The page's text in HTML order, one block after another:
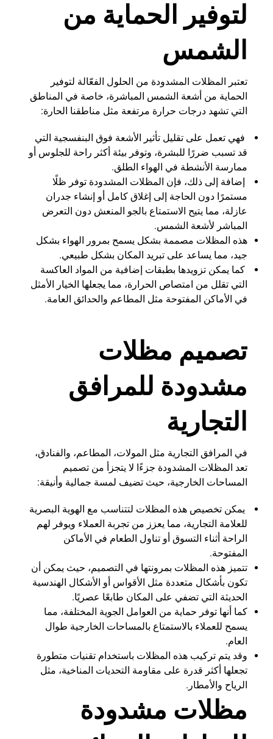
لتوفير الحماية من
الشمس
تعتبر المظلات المشدودة من الحلول الفعّالة لتوفير
الحماية من أشعة الشمس المباشرة، خاصة في المناطق
التي تشهد درجات حرارة مرتفعة مثل مناطقنا الحارة:
فهي تعمل على تقليل تأثير الأشعة فوق البنفسجية التي
قد تسبب ضررًا للبشرة، وتوفر بيئة أكثر راحة للجلوس أو
ممارسة الأنشطة في الهواء الطلق.
إضافة إلى ذلك، فإن المظلات المشدودة توفر ظلًا
مستمرًا دون الحاجة إلى إغلاق كامل أو إنشاء جدران
عازلة، مما يتيح الاستمتاع بالجو المنعش دون التعرض
المباشر لأشعة الشمس.
هذه المظلات مصممة بشكل يسمح بمرور الهواء بشكل
جيد، مما يساعد على تبريد المكان بشكل طبيعي.
كما يمكن تزويدها بطبقات إضافية من المواد العاكسة
التي تقلل من امتصاص الحرارة، مما يجعلها الخيار الأمثل
في الأماكن المفتوحة مثل المطاعم والحدائق العامة.
تصميم مظلات
مشدودة للمرافق
التجارية
في المرافق التجارية مثل المولات، المطاعم، والفنادق،
تعد المظلات المشدودة جزءًا لا يتجزأ من تصميم
المساحات الخارجية، حيث تضيف لمسة جمالية وأنيقة:
يمكن تخصيص هذه المظلات لتتناسب مع الهوية البصرية
للعلامة التجارية، مما يعزز من تجربة العملاء ويوفر لهم
الراحة أثناء التسوق أو تناول الطعام في الأماكن
المفتوحة.
تتميز هذه المظلات بمرونتها في التصميم، حيث يمكن أن
تكون بأشكال متعددة مثل الأقواس أو الأشكال الهندسية
الحديثة التي تضفي على المكان طابعًا عصريًا.
كما أنها توفر حماية من العوامل الجوية المختلفة، مما
يسمح للعملاء بالاستمتاع بالمساحات الخارجية طوال
العام.
وقد يتم تركيب هذه المظلات باستخدام تقنيات متطورة
تجعلها أكثر قدرة على مقاومة التحديات المناخية، مثل
الرياح والأمطار.
مظلات مشدودة